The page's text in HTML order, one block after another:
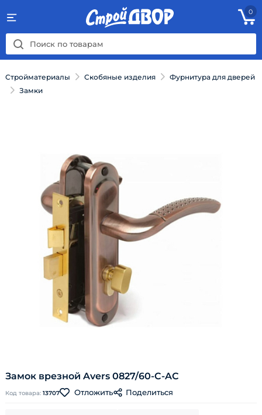
0
Стройматериалы Скобяные изделия
Фурнитура для дверей
Замки
Замок врезной Avers 0827/60-C-AС
Код товара: 13707 Отложить Поделиться